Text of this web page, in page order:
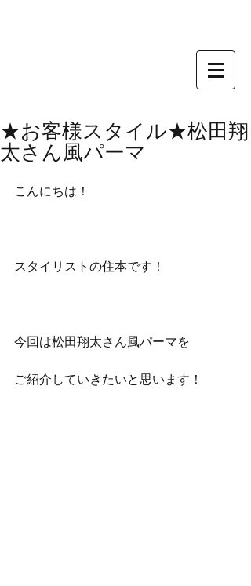
★お客様スタイル★松田翔
太さん風パーマ
こんにちは！
スタイリストの住本です！
今回は松田翔太さん風パーマを
ご紹介していきたいと思います！